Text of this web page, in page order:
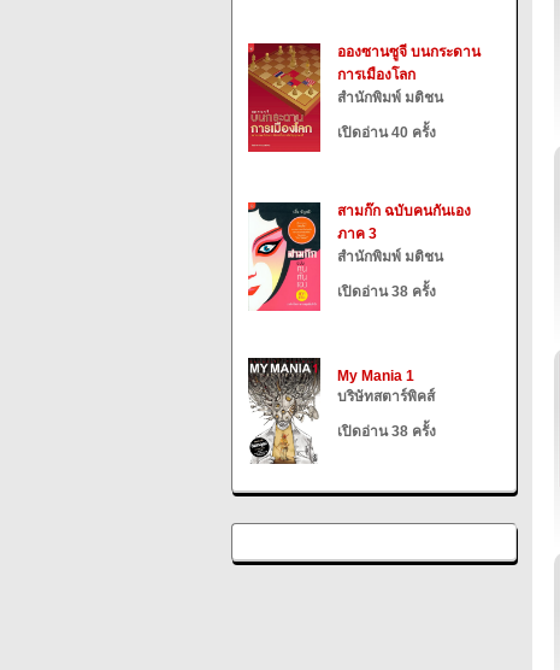
อองซานซูจี บนกระดาน
การเมืองโลก
สำนักพิมพ์ มติชน
เปิดอ่าน 40 ครั้ง
สามก๊ก ฉบับคนกันเอง
ภาค 3
สำนักพิมพ์ มติชน
เปิดอ่าน 38 ครั้ง
My Mania 1
บริษัทสตาร์พิคส์
เปิดอ่าน 38 ครั้ง